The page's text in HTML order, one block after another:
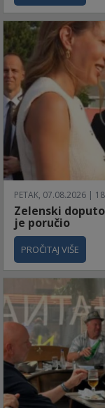
PETAK, 07.08.2026 |
Zelenski
je poručio
PROČITAJ VIŠE